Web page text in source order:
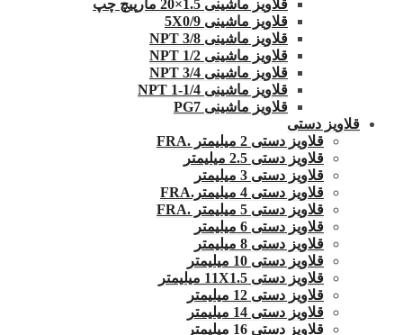
قلاویز ماشینی 1.5×20 مارپیچ چپ
قلاویز ماشینی 5X0/9
قلاویز ماشینی 3/8 NPT
قلاویز ماشینی 1/2 NPT
قلاویز ماشینی 3/4 NPT
قلاویز ماشینی 1/4-1 NPT
قلاویز ماشینی PG7
قلاویز دستی
قلاویز دستی 2 میلیمتر .FRA
قلاویز دستی 2.5 میلیمتر
قلاویز دستی 3 میلیمتر
قلاویز دستی 4 میلیمتر.FRA
قلاویز دستی 5 میلیمتر .FRA
قلاویز دستی 6 میلیمتر
قلاویز دستی 8 میلیمتر
قلاویز دستی 10 میلیمتر
قلاویز دستی 11X1.5 میلیمتر
قلاویز دستی 12 میلیمتر
قلاویز دستی 14 میلیمتر
قلاویز دستی 16 میلیمتر